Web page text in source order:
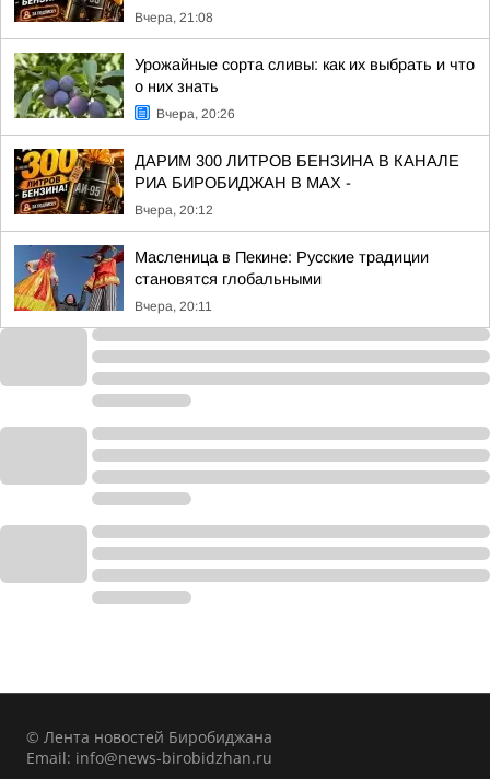
Вчера, 21:08
Урожайные сорта сливы: как их выбрать и что
о них знать
Вчера, 20:26
ДАРИМ 300 ЛИТРОВ БЕНЗИНА В КАНАЛЕ
РИА БИРОБИДЖАН В МАХ -
Вчера, 20:12
Масленица в Пекине: Русские традиции
становятся глобальными
Вчера, 20:11
© Лента новостей Биробиджана
Email: info@news-birobidzhan.ru